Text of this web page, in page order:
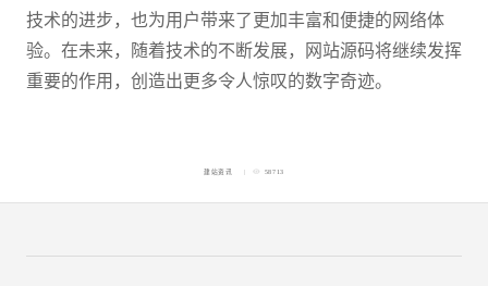
技术的进步，也为用户带来了更加丰富和便捷的网络体
验。在未来，随着技术的不断发展，网站源码将继续发挥
重要的作用，创造出更多令人惊叹的数字奇迹。
建站资讯 58713